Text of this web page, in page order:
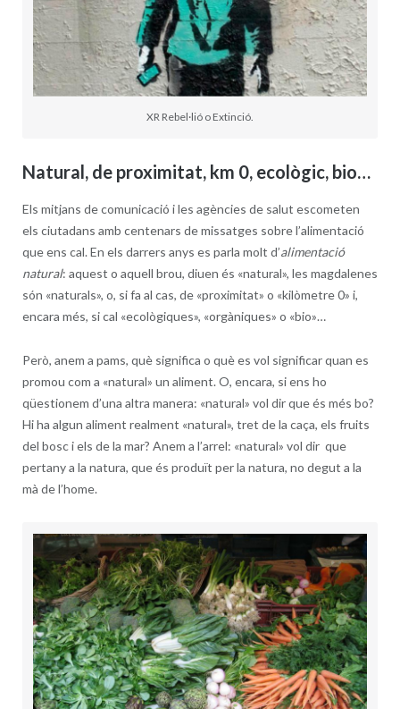
XR Rebel·lió o Extinció.
Natural, de proximitat, km 0, ecològic, bio…
Els mitjans de comunicació i les agències de salut escometen
els ciutadans amb centenars de missatges sobre l’alimentació
que ens cal. En els darrers anys es parla molt d’alimentació
natural: aquest o aquell brou, diuen és «natural», les magdalenes
són «naturals», o, si fa al cas, de «proximitat» o «kilòmetre 0» i,
encara més, si cal «ecològiques», «orgàniques» o «bio»…
Però, anem a pams, què significa o què es vol significar quan es
promou com a «natural» un aliment. O, encara, si ens ho
qüestionem d’una altra manera: «natural» vol dir que és més bo?
Hi ha algun aliment realment «natural», tret de la caça, els fruits
del bosc i els de la mar? Anem a l’arrel: «natural» vol dir que
pertany a la natura, que és produït per la natura, no degut a la
mà de l’home.